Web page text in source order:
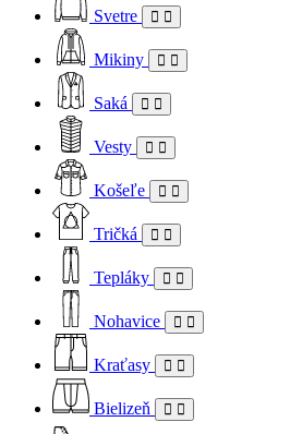
Svetre
Mikiny
Saká
Vesty
Košeľe
Tričká
Tepláky
Nohavice
Kraťasy
Bielizeň